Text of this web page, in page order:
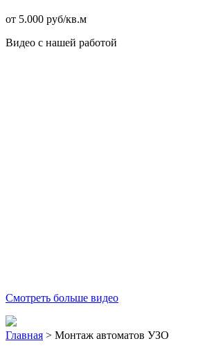
от 5.000 руб/кв.м
Видео с нашей работой
Смотреть больше видео
Главная > Монтаж автоматов УЗО